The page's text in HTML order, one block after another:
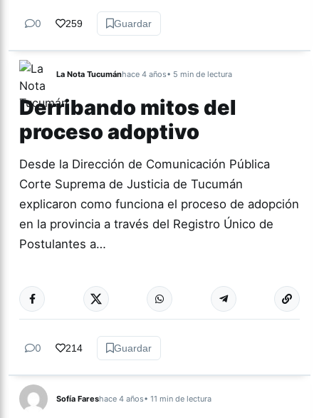
0 259 Guardar
La Nota Tucumánhace 4 años• 5 min de lectura
Derribando mitos del
proceso adoptivo
Desde la Dirección de Comunicación Pública
Corte Suprema de Justicia de Tucumán
explicaron como funciona el proceso de adopción
en la provincia a través del Registro Único de
Postulantes a…
ACTUALIDAD Más
0 214 Guardar
Sofía Fareshace 4 años• 11 min de lectura